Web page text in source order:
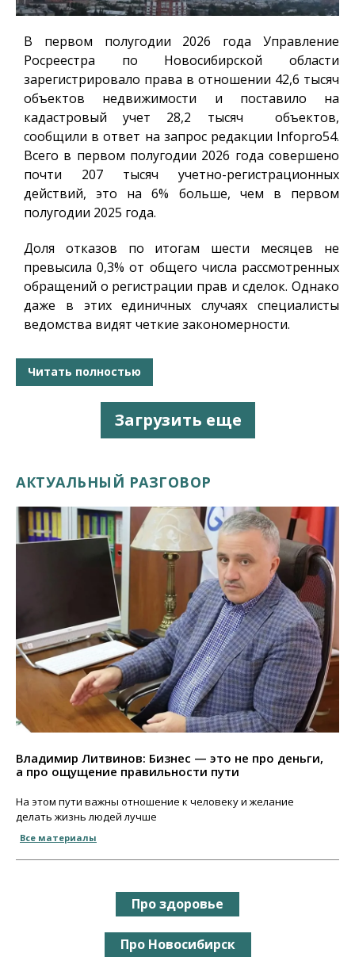
В первом полугодии 2026 года Управление
Росреестра по Новосибирской области
зарегистрировало права в отношении 42,6 тысяч
объектов недвижимости и поставило на
кадастровый учет 28,2 тысяч объектов,
сообщили в ответ на запрос редакции Infopro54.
Всего в первом полугодии 2026 года совершено
почти 207 тысяч учетно-регистрационных
действий, это на 6% больше, чем в первом
полугодии 2025 года.
Доля отказов по итогам шести месяцев не
превысила 0,3% от общего числа рассмотренных
обращений о регистрации прав и сделок. Однако
даже в этих единичных случаях специалисты
ведомства видят четкие закономерности.
Читать полностью
Загрузить еще
АКТУАЛЬНЫЙ РАЗГОВОР
Владимир Литвинов: Бизнес — это не про деньги,
а про ощущение правильности пути
На этом пути важны отношение к человеку и желание
делать жизнь людей лучше
Все материалы
Про здоровье
Про Новосибирск